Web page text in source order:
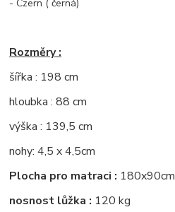
- Czern ( černá)
Rozměry :
šířka : 198 cm
hloubka : 88 cm
výška : 139,5 cm
nohy: 4,5 x 4,5cm
Plocha pro matraci : 180x90cm
nosnost lůžka : 120 kg